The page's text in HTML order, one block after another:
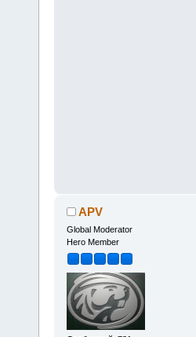
APV
Global Moderator
Hero Member